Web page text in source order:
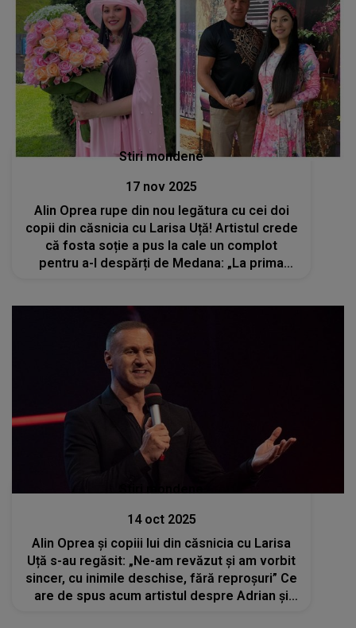
Stiri mondene
17 nov 2025
Alin Oprea rupe din nou legătura cu cei doi
copii din căsnicia cu Larisa Uță! Artistul crede
că fosta soție a pus la cale un complot
pentru a-l despărți de Medana: „La prima
14 oct 2025
Alin Oprea și copiii lui din căsnicia cu Larisa
Uță s-au regăsit: „Ne-am revăzut și am vorbit
sincer, cu inimile deschise, fără reproșuri” Ce
are de spus acum artistul despre Adrian și